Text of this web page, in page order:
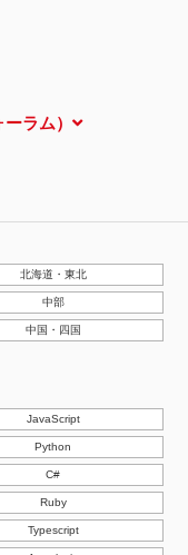
ーラム）
北海道・東北
中部
中国・四国
JavaScript
Python
C#
Ruby
Typescript